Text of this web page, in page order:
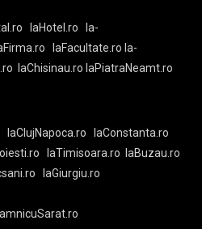
laHotel.ro
la-
laFacultate.rola-
laChisinau.ro laPiatraNeamt.ro
laClujNapoca.ro
laConstanta.ro
laTimisoara.ro laBuzau.ro
laGiurgiu.ro